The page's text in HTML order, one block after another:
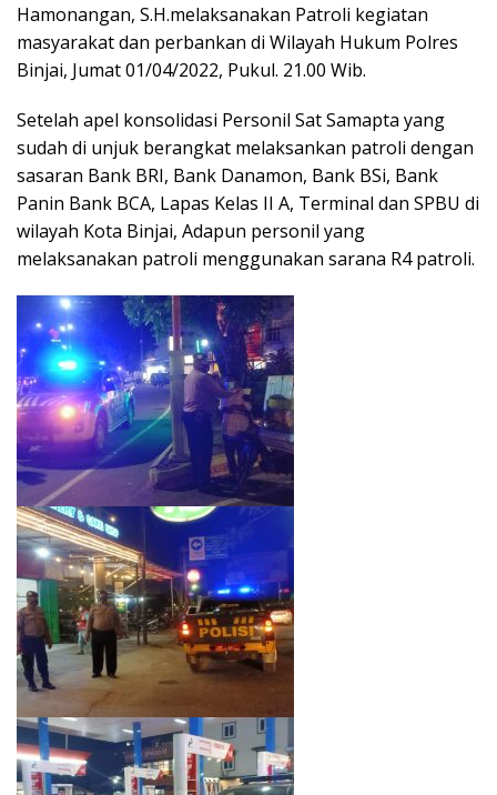
Hamonangan, S.H.melaksanakan Patroli kegiatan
masyarakat dan perbankan di Wilayah Hukum Polres
Binjai, Jumat 01/04/2022, Pukul. 21.00 Wib.
Setelah apel konsolidasi Personil Sat Samapta yang
sudah di unjuk berangkat melaksankan patroli dengan
sasaran Bank BRI, Bank Danamon, Bank BSi, Bank
Panin Bank BCA, Lapas Kelas II A, Terminal dan SPBU di
wilayah Kota Binjai, Adapun personil yang
melaksanakan patroli menggunakan sarana R4 patroli.